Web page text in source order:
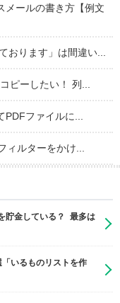
メールの書き方【例文
おります」は間違い...
ピーしたい！ 列...
ファイルに...
ィルターをかけ...
貯金している？ 最多は
いるものリストを作